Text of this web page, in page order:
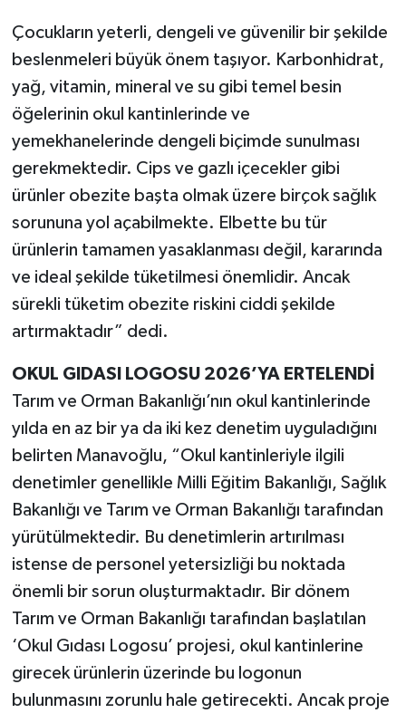
Çocukların yeterli, dengeli ve güvenilir bir şekilde
beslenmeleri büyük önem taşıyor. Karbonhidrat,
yağ, vitamin, mineral ve su gibi temel besin
öğelerinin okul kantinlerinde ve
yemekhanelerinde dengeli biçimde sunulması
gerekmektedir. Cips ve gazlı içecekler gibi
ürünler obezite başta olmak üzere birçok sağlık
sorununa yol açabilmekte. Elbette bu tür
ürünlerin tamamen yasaklanması değil, kararında
ve ideal şekilde tüketilmesi önemlidir. Ancak
sürekli tüketim obezite riskini ciddi şekilde
artırmaktadır” dedi.
OKUL GIDASI LOGOSU 2026’YA ERTELENDİ
Tarım ve Orman Bakanlığı’nın okul kantinlerinde
yılda en az bir ya da iki kez denetim uyguladığını
belirten Manavoğlu, “Okul kantinleriyle ilgili
denetimler genellikle Milli Eğitim Bakanlığı, Sağlık
Bakanlığı ve Tarım ve Orman Bakanlığı tarafından
yürütülmektedir. Bu denetimlerin artırılması
istense de personel yetersizliği bu noktada
önemli bir sorun oluşturmaktadır. Bir dönem
Tarım ve Orman Bakanlığı tarafından başlatılan
‘Okul Gıdası Logosu’ projesi, okul kantinlerine
girecek ürünlerin üzerinde bu logonun
bulunmasını zorunlu hale getirecekti. Ancak proje